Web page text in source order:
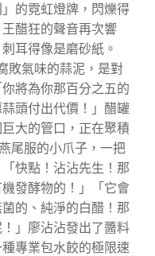
的霓虹燈牌，閃爍得
醋狂的聲音再次響
耳得像是磨砂紙。
敗氣味的蒜泥，是對
將為你那百分之五的
頭付出代價！」醋罐
大的管口，正在聚積
尾服的小爪子，一把
快點！沾沾先生！那
發酵物的！」「它會
的、純淨的白醋！那
」廖沾沾發出了醬料
專業包水餃的極限速